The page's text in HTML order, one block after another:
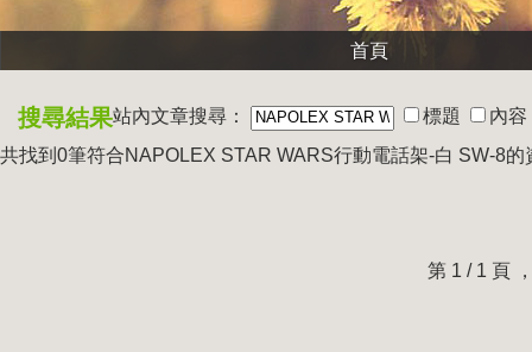
首頁
搜尋結果站內文章搜尋： 標題
內容
共找到0筆符合NAPOLEX STAR WARS行動電話架-白 SW-8的
第 1 / 1